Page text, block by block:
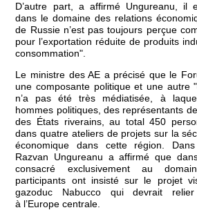
D’autre part, a affirmé Ungureanu, il
dans le domaine des relations
de Russie n’est pas toujours perçue
pour l’exportation réduite de produits
consommation".
Le ministre des AE a précisé que le
une composante politique et une autre
n’a pas été très médiatisée, à
hommes politiques, des représentants
des États riverains, au total 450
dans quatre ateliers de projets sur la
économique dans cette région.
Razvan Ungureanu a affirmé que
consacré exclusivement au
participants ont insisté sur le projet
gazoduc Nabucco qui devrait
à l’Europe centrale.